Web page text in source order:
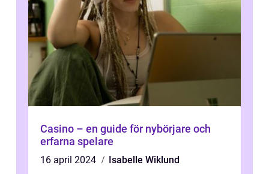
Casino – en guide för nybörjare och
erfarna spelare
16 april 2024
Isabelle Wiklund